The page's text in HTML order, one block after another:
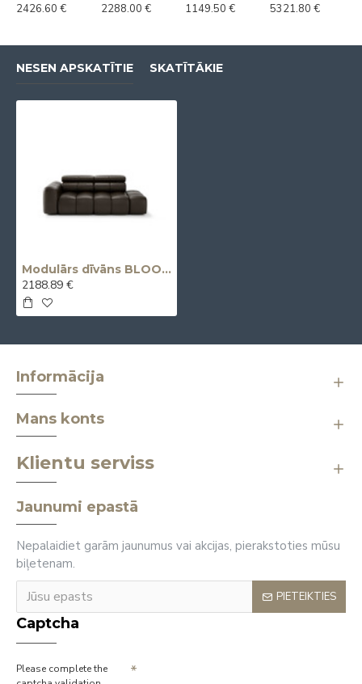
2426.60 €
2288.00 €
1149.50 €
5321.80 €
NESEN APSKATĪTIE SKATĪTĀKIE
Modulārs dīvāns BLOOM
2188.89 €
Informācija
Mans konts
Klientu serviss
Jaunumi epastā
Nepalaidiet garām jaunumus vai akcijas, pierakstoties mūsu
biļetenam.
PIETEIKTIES
Captcha
Please complete the